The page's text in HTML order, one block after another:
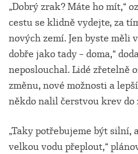
„Dobrý zrak? Máte ho mít,“
cestu se klidně vydejte, za
nových zemí. Jen byste měli
dobře jako tady – doma,“
neposlouchal. Lidé zřetelně
změnu, nové možnosti a
někdo nalil čerstvou krev do
„Taky potřebujeme být silní,
velkou vodu přeplout,“